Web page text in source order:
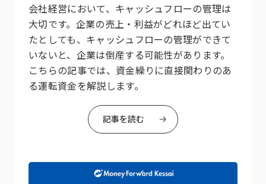
会社経営において、キャッシュフローの管理は
大切です。企業の売上・利益がどれほど出てい
たとしても、キャッシュフローの管理ができて
いないと、企業は倒産する可能性があります。
こちらの記事では、資金繰りに直接関わりのあ
る運転資金を解説します。
記事を読む